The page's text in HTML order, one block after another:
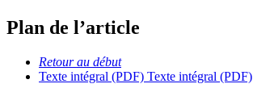
Plan de l’article
Retour au début
Texte intégral (PDF) Texte intégral (PDF)